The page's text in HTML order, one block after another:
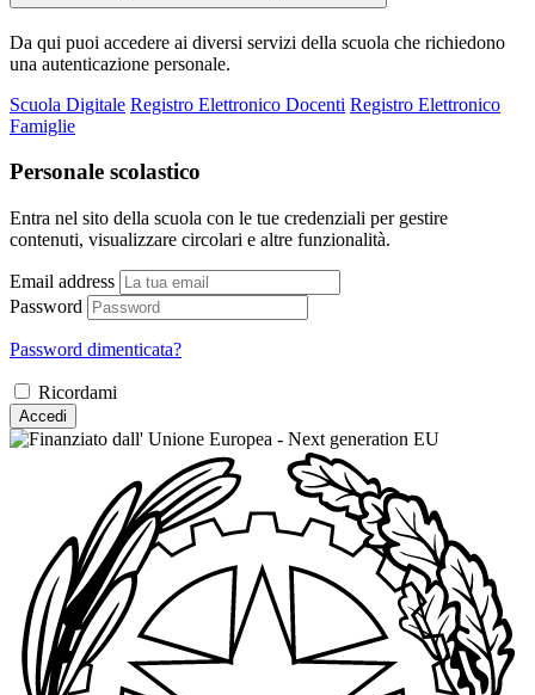
Da qui puoi accedere ai diversi servizi della scuola che richiedono
una autenticazione personale.
Scuola Digitale Registro Elettronico Docenti Registro Elettronico
Famiglie
Personale scolastico
Entra nel sito della scuola con le tue credenziali per gestire
contenuti, visualizzare circolari e altre funzionalità.
Email address
Password
Password dimenticata?
Ricordami
Accedi